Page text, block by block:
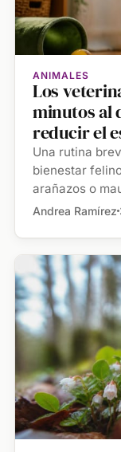
ANIMALES
Los
minutos al
reducir el
Una rutina
bienestar
arañazos o
Andrea Ramírez